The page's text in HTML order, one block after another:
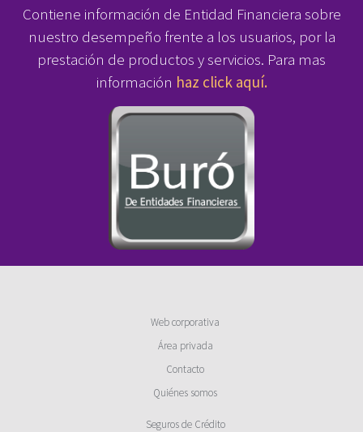
Contiene información de Entidad Financiera sobre
nuestro desempeño frente a los usuarios, por la
prestación de productos y servicios. Para mas
información haz click aquí.
Web corporativa
Área privada
Contacto
Quiénes somos
Seguros de Crédito